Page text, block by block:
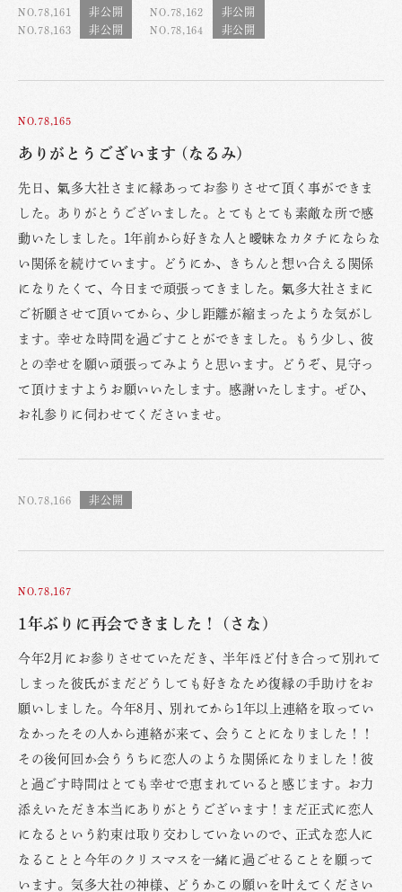
NO.78,161
NO.78,162
NO.78,163
NO.78,164
NO.78,165
ありがとうございます (なるみ)
先日、氣多大社さまに縁あってお参りさせて頂く事ができま
した。ありがとうございました。とてもとても素敵な所で感
動いたしました。1年前から好きな人と曖昧なカタチにならな
い関係を続けています。どうにか、きちんと想い合える関係
になりたくて、今日まで頑張ってきました。氣多大社さまに
ご祈願させて頂いてから、少し距離が縮まったような気がし
ます。幸せな時間を過ごすことができました。もう少し、彼
との幸せを願い頑張ってみようと思います。どうぞ、見守っ
て頂けますようお願いいたします。感謝いたします。ぜひ、
お礼参りに伺わせてくださいませ。
NO.78,166
NO.78,167
1年ぶりに再会できました！ (さな)
今年2月にお参りさせていただき、半年ほど付き合って別れて
しまった彼氏がまだどうしても好きなため復縁の手助けをお
願いしました。今年8月、別れてから1年以上連絡を取ってい
なかったその人から連絡が来て、会うことになりました！！
その後何回か会ううちに恋人のような関係になりました！彼
と過ごす時間はとても幸せで恵まれていると感じます。お力
添えいただき本当にありがとうございます！まだ正式に恋人
になるという約束は取り交わしていないので、正式な恋人に
なることと今年のクリスマスを一緒に過ごせることを願って
います。気多大社の神様、どうかこの願いを叶えてください